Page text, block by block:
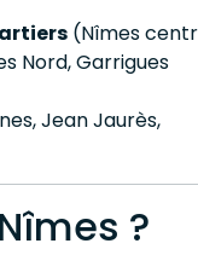
(Nîmes
Nord, Garrigues
Jean Jaurès,
?